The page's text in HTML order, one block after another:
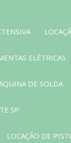
ELÉTRICAS
DE SOLDA
SP
LOCAÇÃO DE